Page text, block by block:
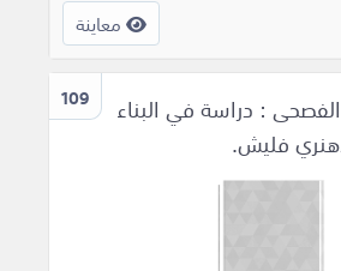
معاينة
109
الفصحى : دراسة في البناء
فليش.